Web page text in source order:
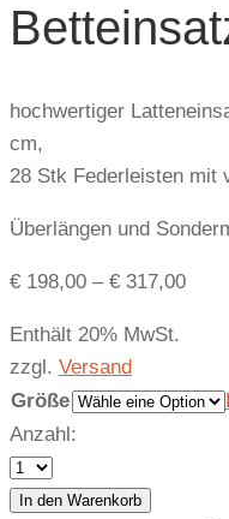
hochwertiger
cm,
28 Stk Federleisten mit
Überlängen und
€ 198,00 – € 317,00
Enthält 20% MwSt.
zzgl. Versand
Größe
Anzahl:
In den Warenkorb